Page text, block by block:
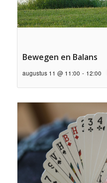
Bewegen en Balans
augustus 11 @ 11:00 - 12:00